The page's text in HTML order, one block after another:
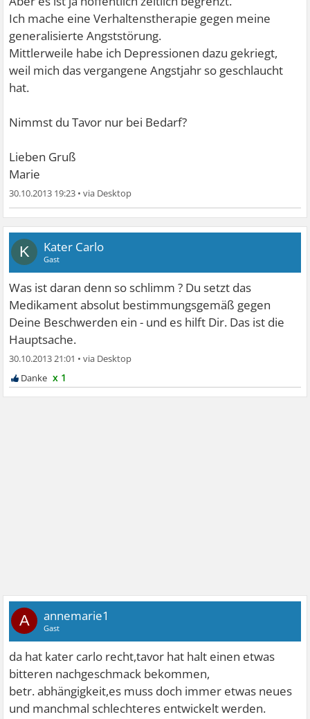
Ich mache eine Verhaltenstherapie gegen meine
generalisierte Angststörung.
Mittlerweile habe ich Depressionen dazu gekriegt,
weil mich das vergangene Angstjahr so geschlaucht
hat.
Nimmst du Tavor nur bei Bedarf?
Lieben Gruß
Marie
30.10.2013 19:23 •
K Kater Carlo
Gast
Was ist daran denn so schlimm ? Du setzt das
Medikament absolut bestimmungsgemäß gegen
Deine Beschwerden ein - und es hilft Dir. Das ist die
Hauptsache.
30.10.2013 21:01 •
x 1
A annemarie1
Gast
da hat kater carlo recht,tavor hat halt einen etwas
bitteren nachgeschmack bekommen,
betr. abhängigkeit,es muss doch immer etwas neues
und manchmal schlechteres entwickelt werden.